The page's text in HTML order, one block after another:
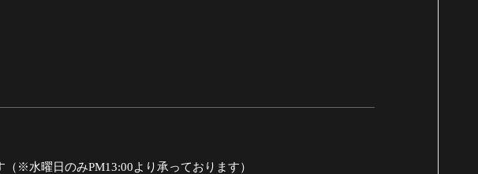
※水曜日のみPM13:00より承っております）